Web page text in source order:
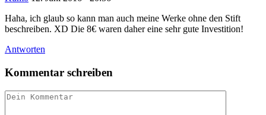
Haha, ich glaub so kann man auch meine Werke ohne den Stift
beschreiben. XD Die 8€ waren daher eine sehr gute Investition!
Antworten
Kommentar schreiben